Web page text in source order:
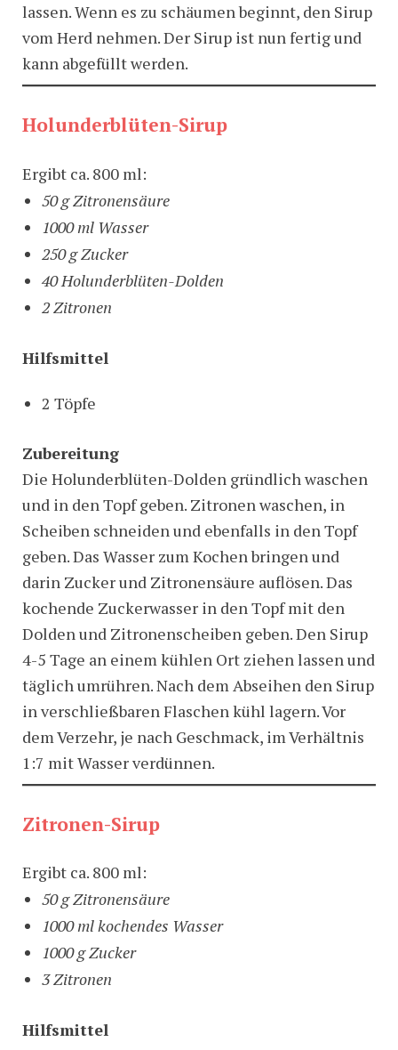
lassen. Wenn es zu schäumen beginnt, den Sirup
vom Herd nehmen. Der Sirup ist nun fertig und
kann abgefüllt werden.
Holunderblüten-Sirup
Ergibt ca. 800 ml:
50 g Zitronensäure
1000 ml Wasser
250 g Zucker
40 Holunderblüten-Dolden
2 Zitronen
Hilfsmittel
2 Töpfe
Zubereitung
Die Holunderblüten-Dolden gründlich waschen
und in den Topf geben. Zitronen waschen, in
Scheiben schneiden und ebenfalls in den Topf
geben. Das Wasser zum Kochen bringen und
darin Zucker und Zitronensäure auflösen. Das
kochende Zuckerwasser in den Topf mit den
Dolden und Zitronenscheiben geben. Den Sirup
4-5 Tage an einem kühlen Ort ziehen lassen und
täglich umrühren. Nach dem Abseihen den Sirup
in verschließbaren Flaschen kühl lagern. Vor
dem Verzehr, je nach Geschmack, im Verhältnis
1:7 mit Wasser verdünnen.
Zitronen-Sirup
Ergibt ca. 800 ml:
50 g Zitronensäure
1000 ml kochendes Wasser
1000 g Zucker
3 Zitronen
Hilfsmittel